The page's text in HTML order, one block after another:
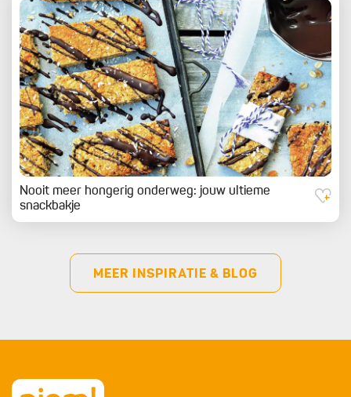
Nooit meer hongerig onderweg: jouw ultieme
snackbakje
MEER INSPIRATIE & BLOG